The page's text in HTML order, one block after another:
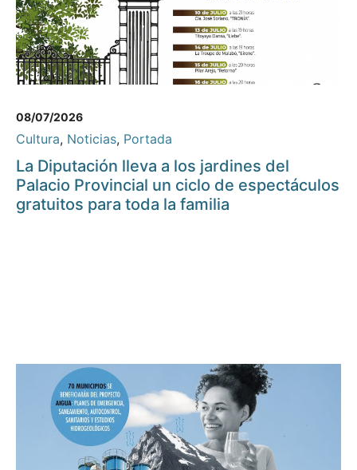
08/07/2026
Cultura, Noticias, Portada
La Diputación lleva a los jardines del
Palacio Provincial un ciclo de espectáculos
gratuitos para toda la familia